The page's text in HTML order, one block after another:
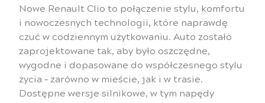
Nowe Renault Clio to połączenie stylu, komfortu
i nowoczesnych technologii, które naprawdę
czuć w codziennym użytkowaniu. Auto zostało
zaprojektowane tak, aby było oszczędne,
wygodne i dopasowane do współczesnego stylu
życia – zarówno w mieście, jak i w trasie.
Dostępne wersje silnikowe, w tym napędy